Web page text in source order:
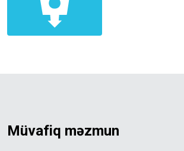
Müvafiq məzmun